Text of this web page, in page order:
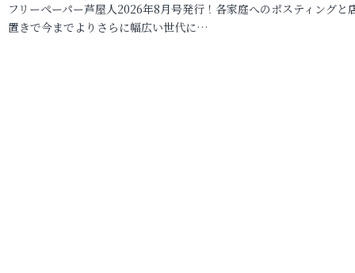
フリーペーパー芦屋人2026年8月号発行！各家庭へのポスティングと
置きで今までよりさらに幅広い世代に…